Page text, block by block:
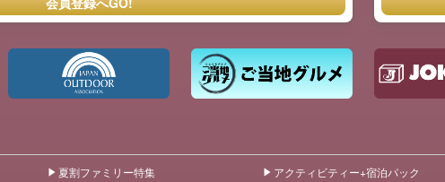
夏割ファミリー特集 アクティビティー+宿泊パック